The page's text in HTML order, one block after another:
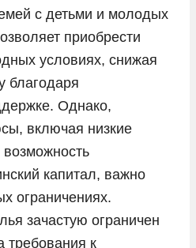
с детьми и молодых
приобрести
условиях, снижая
благодаря
Однако,
включая низкие
капитал, важно
ограничениях.
зачастую ограничен
требования к